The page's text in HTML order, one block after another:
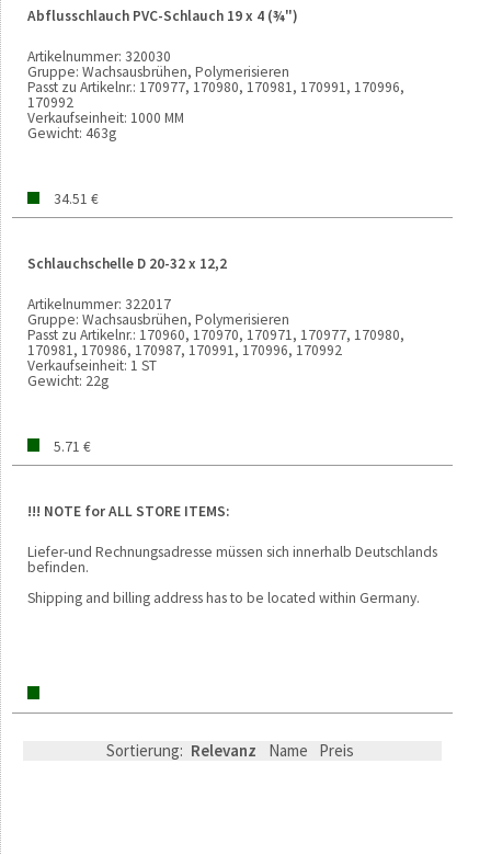
Abflusschlauch PVC-Schlauch 19 x 4 (¾")
Artikelnummer: 320030
Gruppe: Wachsausbrühen, Polymerisieren
Passt zu Artikelnr.: 170977, 170980, 170981, 170991, 170996,
170992
Verkaufseinheit: 1000 MM
Gewicht: 463g
34.51 €
Schlauchschelle D 20-32 x 12,2
Artikelnummer: 322017
Gruppe: Wachsausbrühen, Polymerisieren
Passt zu Artikelnr.: 170960, 170970, 170971, 170977, 170980,
170981, 170986, 170987, 170991, 170996, 170992
Verkaufseinheit: 1 ST
Gewicht: 22g
5.71 €
!!! NOTE for ALL STORE ITEMS:
Liefer-und Rechnungsadresse müssen sich innerhalb Deutschlands
befinden.
Shipping and billing address has to be located within Germany.
Sortierung: Relevanz Name Preis